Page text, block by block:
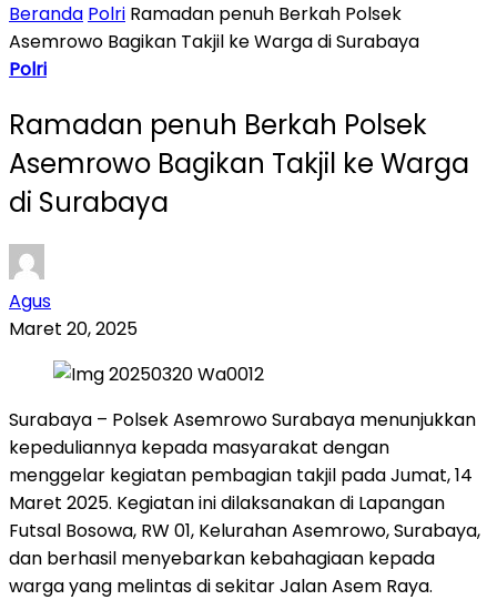
Beranda Polri Ramadan penuh Berkah Polsek
Asemrowo Bagikan Takjil ke Warga di Surabaya
Polri
Ramadan penuh Berkah Polsek
Asemrowo Bagikan Takjil ke Warga
di Surabaya
Agus
Maret 20, 2025
Surabaya – Polsek Asemrowo Surabaya menunjukkan
kepeduliannya kepada masyarakat dengan
menggelar kegiatan pembagian takjil pada Jumat, 14
Maret 2025. Kegiatan ini dilaksanakan di Lapangan
Futsal Bosowa, RW 01, Kelurahan Asemrowo, Surabaya,
dan berhasil menyebarkan kebahagiaan kepada
warga yang melintas di sekitar Jalan Asem Raya.